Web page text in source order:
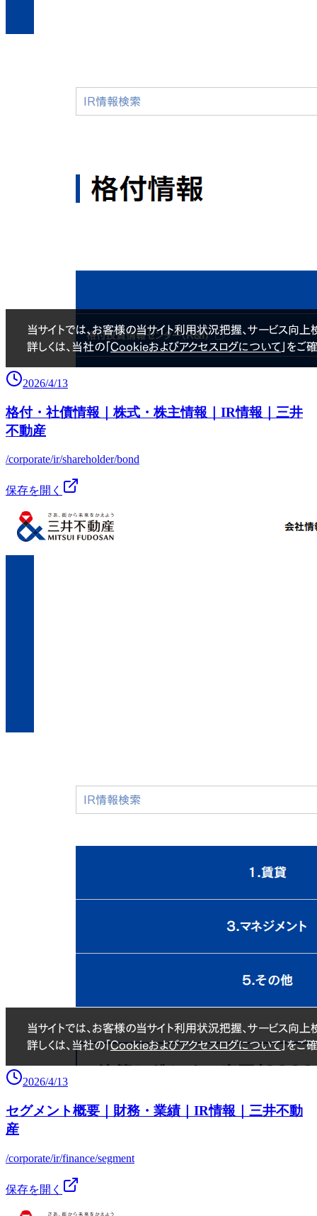
2026/4/13
格付・社債情報｜株式・株主情報｜IR情報｜三井
不動産
/corporate/ir/shareholder/bond
保存を開く
2026/4/13
セグメント概要｜財務・業績｜IR情報｜三井不動
産
/corporate/ir/finance/segment
保存を開く